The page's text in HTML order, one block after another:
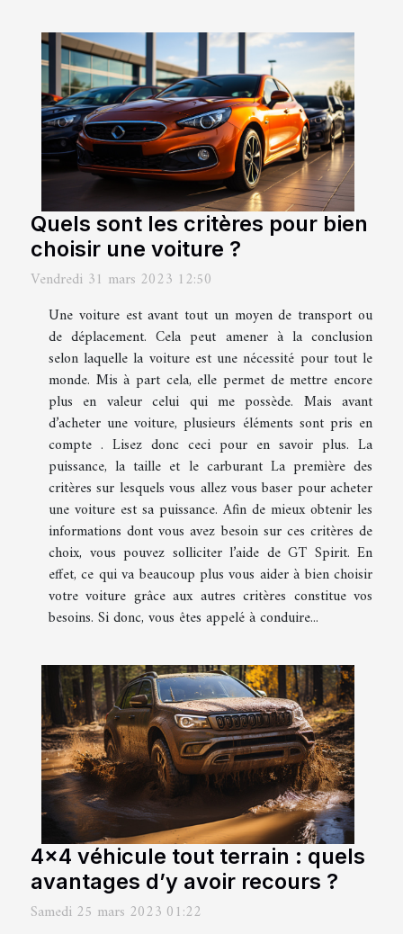
Quels sont les critères pour bien
choisir une voiture ?
Vendredi 31 mars 2023 12:50
Une voiture est avant tout un moyen de transport ou
de déplacement. Cela peut amener à la conclusion
selon laquelle la voiture est une nécessité pour tout le
monde. Mis à part cela, elle permet de mettre encore
plus en valeur celui qui me possède. Mais avant
d’acheter une voiture, plusieurs éléments sont pris en
compte . Lisez donc ceci pour en savoir plus. La
puissance, la taille et le carburant La première des
critères sur lesquels vous allez vous baser pour acheter
une voiture est sa puissance. Afin de mieux obtenir les
informations dont vous avez besoin sur ces critères de
choix, vous pouvez solliciter l’aide de GT Spirit. En
effet, ce qui va beaucoup plus vous aider à bien choisir
votre voiture grâce aux autres critères constitue vos
besoins. Si donc, vous êtes appelé à conduire...
4x4 véhicule tout terrain : quels
avantages d’y avoir recours ?
Samedi 25 mars 2023 01:22